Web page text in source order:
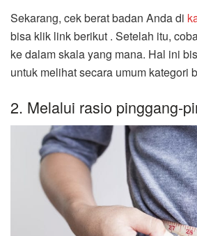
Sekarang, cek berat badan Anda di
bisa klik link berikut . Setelah itu,
ke dalam skala yang mana. Hal ini
untuk melihat secara umum kategori
2. Melalui rasio pinggang-